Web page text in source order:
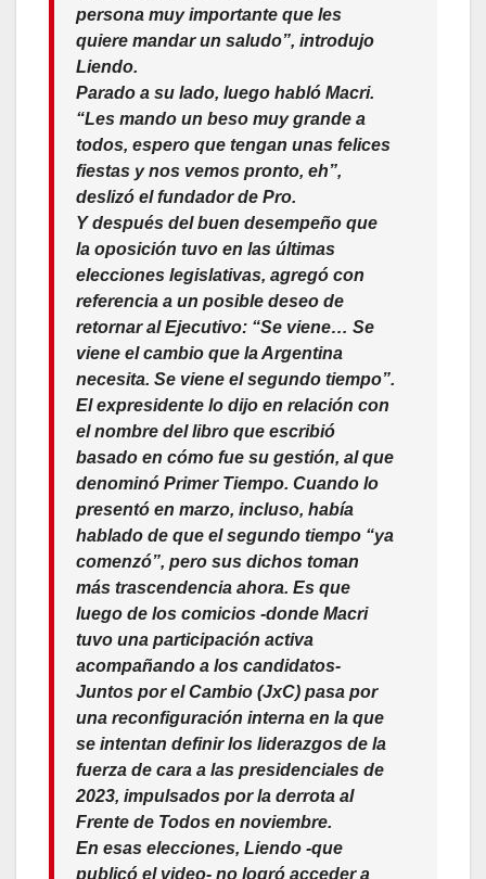
persona muy importante que les
quiere mandar un saludo”, introdujo
Liendo.
Parado a su lado, luego habló Macri.
“Les mando un beso muy grande a
todos, espero que tengan unas felices
fiestas y nos vemos pronto, eh”,
deslizó el fundador de Pro.
Y después del buen desempeño que
la oposición tuvo en las últimas
elecciones legislativas, agregó con
referencia a un posible deseo de
retornar al Ejecutivo: “Se viene… Se
viene el cambio que la Argentina
necesita. Se viene el segundo tiempo”.
El expresidente lo dijo en relación con
el nombre del libro que escribió
basado en cómo fue su gestión, al que
denominó Primer Tiempo. Cuando lo
presentó en marzo, incluso, había
hablado de que el segundo tiempo “ya
comenzó”, pero sus dichos toman
más trascendencia ahora. Es que
luego de los comicios -donde Macri
tuvo una participación activa
acompañando a los candidatos-
Juntos por el Cambio (JxC) pasa por
una reconfiguración interna en la que
se intentan definir los liderazgos de la
fuerza de cara a las presidenciales de
2023, impulsados por la derrota al
Frente de Todos en noviembre.
En esas elecciones, Liendo -que
publicó el video- no logró acceder a